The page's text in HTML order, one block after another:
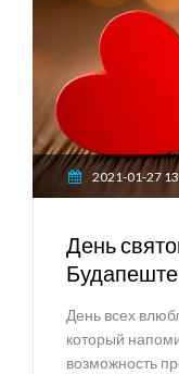
2021-01-27
День
Будапеште
День всех
который
возможность